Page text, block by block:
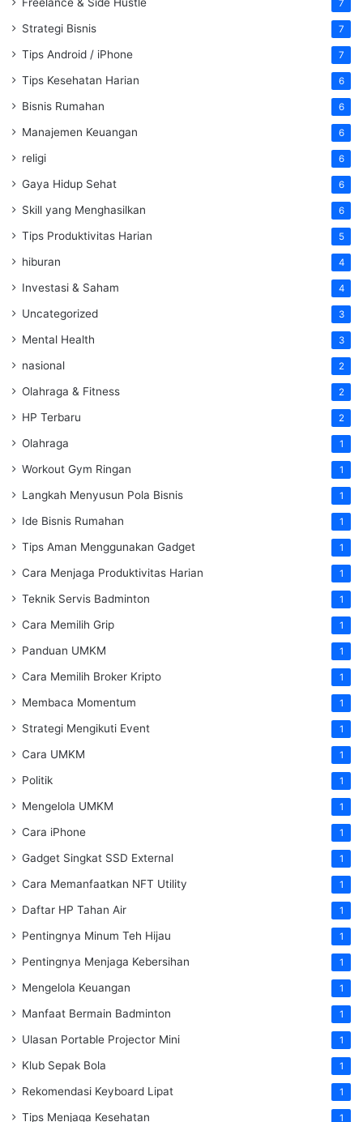
Freelance & Side Hustle 7
Strategi Bisnis 7
Tips Android / iPhone 7
Tips Kesehatan Harian 6
Bisnis Rumahan 6
Manajemen Keuangan 6
religi 6
Gaya Hidup Sehat 6
Skill yang Menghasilkan 6
Tips Produktivitas Harian 5
hiburan 4
Investasi & Saham 4
Uncategorized 3
Mental Health 3
nasional 2
Olahraga & Fitness 2
HP Terbaru 2
Olahraga 1
Workout Gym Ringan 1
Langkah Menyusun Pola Bisnis 1
Ide Bisnis Rumahan 1
Tips Aman Menggunakan Gadget 1
Cara Menjaga Produktivitas Harian 1
Teknik Servis Badminton 1
Cara Memilih Grip 1
Panduan UMKM 1
Cara Memilih Broker Kripto 1
Membaca Momentum 1
Strategi Mengikuti Event 1
Cara UMKM 1
Politik 1
Mengelola UMKM 1
Cara iPhone 1
Gadget Singkat SSD External 1
Cara Memanfaatkan NFT Utility 1
Daftar HP Tahan Air 1
Pentingnya Minum Teh Hijau 1
Pentingnya Menjaga Kebersihan 1
Mengelola Keuangan 1
Manfaat Bermain Badminton 1
Ulasan Portable Projector Mini 1
Klub Sepak Bola 1
Rekomendasi Keyboard Lipat 1
Tips Menjaga Kesehatan 1